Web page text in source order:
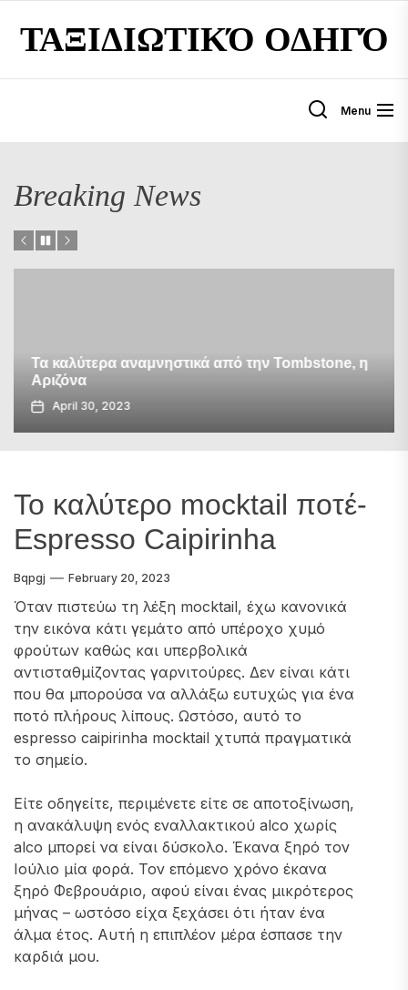
content
ΤΑΞΙΔΙΩΤΙΚΌ ΟΔΗΓΌ
Menu
Breaking News
Τα καλύτερα αναμνηστικά από την Tombstone, η
Αριζόνα
April 30, 2023
Το καλύτερο mocktail ποτέ-
Espresso Caipirinha
Bqpgj February 20, 2023
Όταν πιστεύω τη λέξη mocktail, έχω κανονικά
την εικόνα κάτι γεμάτο από υπέροχο χυμό
φρούτων καθώς και υπερβολικά
αντισταθμίζοντας γαρνιτούρες. Δεν είναι κάτι
που θα μπορούσα να αλλάξω ευτυχώς για ένα
ποτό πλήρους λίπους. Ωστόσο, αυτό το
espresso caipirinha mocktail χτυπά πραγματικά
το σημείο.
Είτε οδηγείτε, περιμένετε είτε σε αποτοξίνωση,
η ανακάλυψη ενός εναλλακτικού alco χωρίς
alco μπορεί να είναι δύσκολο. Έκανα ξηρό τον
Ιούλιο μία φορά. Τον επόμενο χρόνο έκανα
ξηρό Φεβρουάριο, αφού είναι ένας μικρότερος
μήνας – ωστόσο είχα ξεχάσει ότι ήταν ένα
άλμα έτος. Αυτή η επιπλέον μέρα έσπασε την
καρδιά μου.